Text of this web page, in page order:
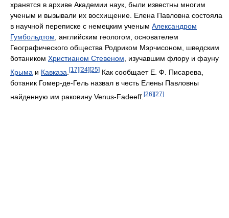
хранятся в архиве Академии наук, были известны многим
ученым и вызывали их восхищение. Елена Павловна состояла
в научной переписке с немецким ученым Александром
Гумбольдтом, английским геологом, основателем
Географического общества Родриком Мэрчисоном, шведским
ботаником Христианом Стевеном, изучавшим флору и фауну
Крыма и Кавказа [17] [24] [25] Как сообщает Е. Ф. Писарева,
ботаник Гомер-де-Гель назвал в честь Елены Павловны
найденную им раковину Venus-Fadeeff. [26][27]